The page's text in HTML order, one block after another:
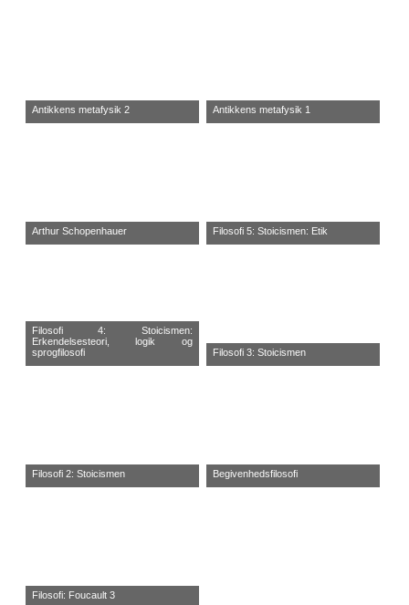
Antikkens metafysik 2 Antikkens metafysik 1
Arthur Schopenhauer Filosofi 5: Stoicismen: Etik
Filosofi 4: Stoicismen:
Erkendelsesteori, logik og
sprogfilosofi
Filosofi 3: Stoicismen
Filosofi 2: Stoicismen Begivenhedsfilosofi
Filosofi: Foucault 3